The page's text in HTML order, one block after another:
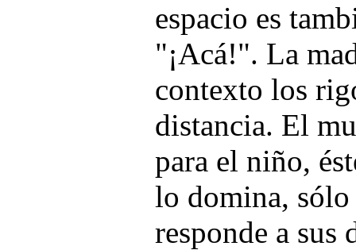
espacio es
"¡Acá!". La
contexto los
distancia. El
para el niño,
lo domina, sólo
responde a sus